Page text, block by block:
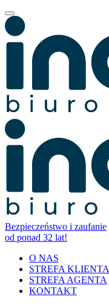
Bezpieczeństwo i zaufanie
od ponad 32 lat!
O NAS
STREFA KLIENTA
STREFA AGENTA
KONTAKT